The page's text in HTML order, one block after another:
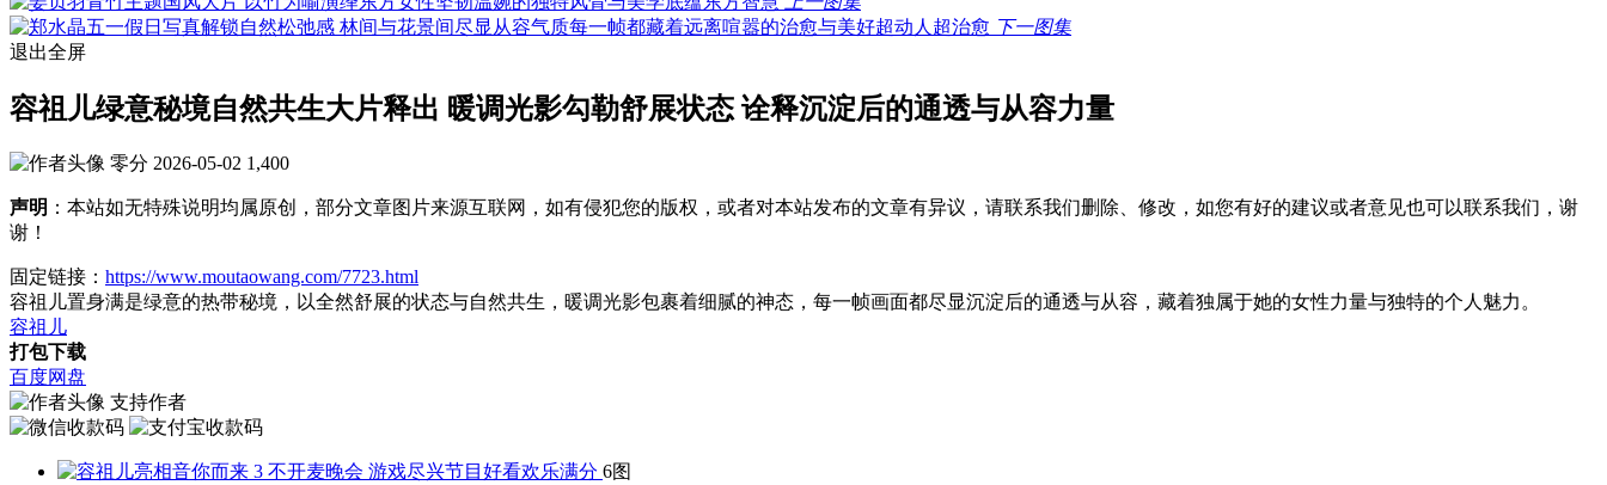
下一图集
退出全屏
容祖儿绿意秘境自然共生大片释出 暖调光影勾勒舒展状态 诠释沉淀后的通透与从容力量
零分 2026-05-02 1,400
声明 ：本站如无特殊说明均属原创，部分文章图片来源互联网，如有侵犯您的版权，或者对本站发布的文章有异议，请联系我们删除、修改，如您有好的建议或者意见也可以联系我们，谢
谢！
固定链接： https://www.moutaowang.com/7723.html
容祖儿置身满是绿意的热带秘境，以全然舒展的状态与自然共生，暖调光影包裹着细腻的神态，每一帧画面都尽显沉淀后的通透与从容，藏着独属于她的女性力量与独特的个人魅力。
容祖儿
打包下载
百度网盘
支持作者
6图